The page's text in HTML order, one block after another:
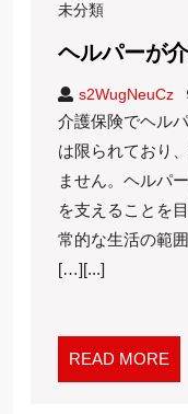
未分類
ヘルパーが
s2WugNeuCz
介護保険でヘル
は限られており
ません。ヘルパ
を支えることを
常的な生活の範
[…][...]
READ MORE